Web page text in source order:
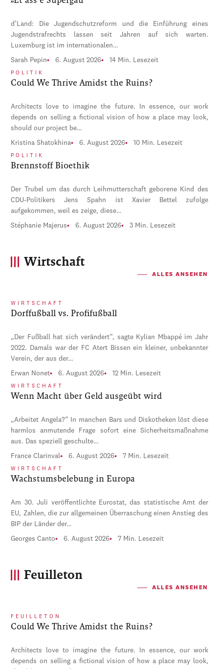
d’Land: Die Jugendschutzreform und die Einführung eines
Jugendstrafrechts lassen seit Jahren auf sich warten.
Luxemburg ist im internationalen…
Sarah Pepin 6. August 2026 14 Min. Lesezeit
POLITIK
Could We Thrive Amidst the Ruins?
Architects love to imagine the future. In essence, our work
depends on selling a fictional vision of how a place may look,
should our project be…
Kristina Shatokhina 6. August 2026 10 Min. Lesezeit
POLITIK
Brennstoff Bioethik
Der Trubel um das durch Leihmutterschaft geborene Kind des
CDU-Politikers Jens Spahn ist Xavier Bettel zufolge
aufgekommen, weil es zeige, diese…
Stéphanie Majerus 6. August 2026 3 Min. Lesezeit
Wirtschaft
ALLES ANSEHEN
WIRTSCHAFT
Dorffußball vs. Profifußball
„Der Fußball hat sich verändert“, sagte Kylian Mbappé im Jahr
2022. Damals war der FC Atert Bissen ein kleiner, unbekannter
Verein, der aus der…
Erwan Nonet 6. August 2026 12 Min. Lesezeit
WIRTSCHAFT
Wenn Macht über Geld ausgeübt wird
„Arbeitet Angela?“ In manchen Bars und Diskotheken löst diese
harmlos anmutende Frage sofort eine Sicherheitsmaßnahme
aus. Das speziell geschulte…
France Clarinval 6. August 2026 7 Min. Lesezeit
WIRTSCHAFT
Wachstumsbelebung in Europa
Am 30. Juli veröffentlichte Eurostat, das statistische Amt der
EU, Zahlen, die zur allgemeinen Überraschung einen Anstieg des
BIP der Länder der…
Georges Canto 6. August 2026 7 Min. Lesezeit
Feuilleton
ALLES ANSEHEN
FEUILLETON
Could We Thrive Amidst the Ruins?
Architects love to imagine the future. In essence, our work
depends on selling a fictional vision of how a place may look,